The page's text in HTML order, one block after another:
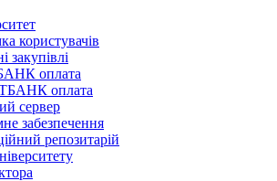
користувачів
закупівлі
оплата
оплата
сервер
забезпечення
репозитарій